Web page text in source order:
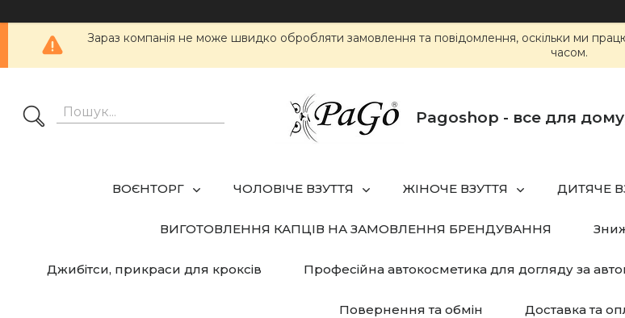
Зараз компанія не може швидко обробляти замовлення та повідомлення, оскільки ми
часом.
Pagoshop - все для
ВОЄНТОРГ ЧОЛОВІЧЕ ВЗУТТЯ ЖІНОЧЕ ВЗУТТЯ ДИТЯЧЕ
ВИГОТОВЛЕННЯ КАПЦІВ НА ЗАМОВЛЕННЯ БРЕНДУВАННЯ
Джибітси, прикраси для кроксів Професійна автокосметика для догляду за
Повернення та обмін Доставка та